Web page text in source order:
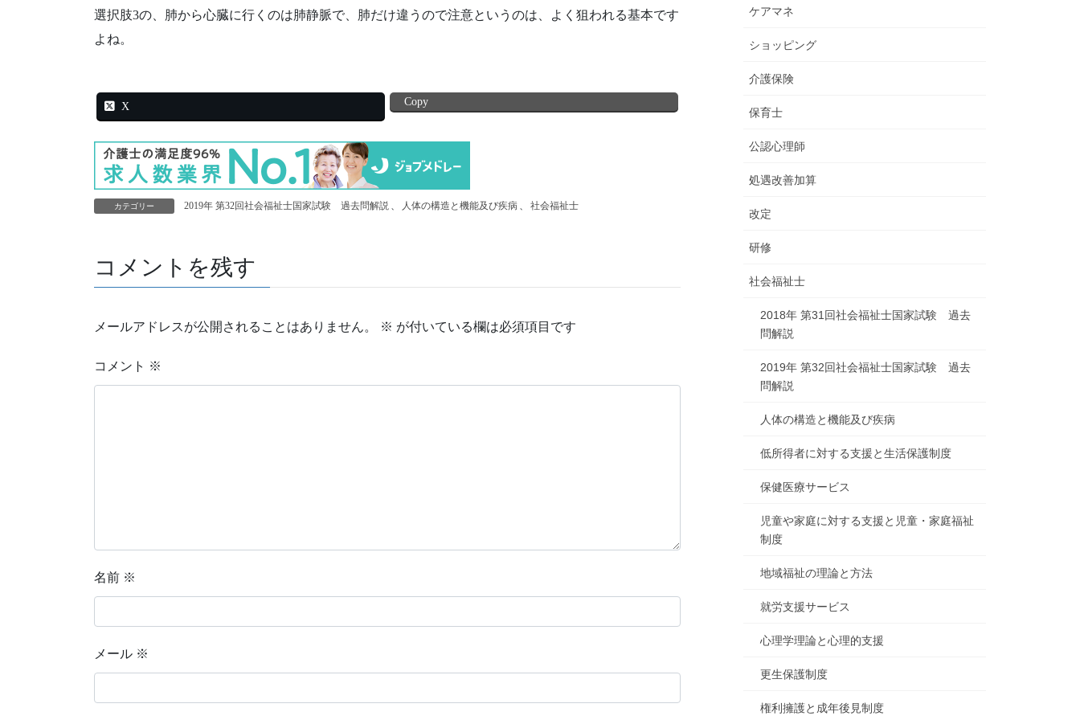
選択肢3の、肺から心臓に行くのは肺静脈で、肺だけ違うので注意というのは、よく狙われる基本です
よね。
X Copy
カテゴリー 2019年 第32回社会福祉士国家試験 過去問解説 、 人体の構造と機能及び疾病 、 社会福祉士
コメントを残す
メールアドレスが公開されることはありません。 ※ が付いている欄は必須項目です
コメント ※
名前 ※
メール ※
ケアマネ
ショッピング
介護保険
保育士
公認心理師
処遇改善加算
改定
研修
社会福祉士
2018年 第31回社会福祉士国家試験 過去
問解説
2019年 第32回社会福祉士国家試験 過去
問解説
人体の構造と機能及び疾病
低所得者に対する支援と生活保護制度
保健医療サービス
児童や家庭に対する支援と児童・家庭福祉
制度
地域福祉の理論と方法
就労支援サービス
心理学理論と心理的支援
更生保護制度
権利擁護と成年後見制度